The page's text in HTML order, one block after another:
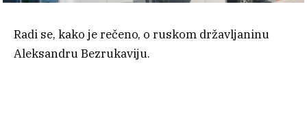
Radi se, kako je rečeno, o ruskom državljaninu
Aleksandru Bezrukaviju.